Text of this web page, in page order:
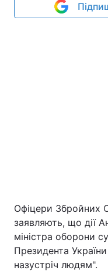
Офіцери Збройних
заявляють, що дії
міністра оборони
Президента
назустріч людям".